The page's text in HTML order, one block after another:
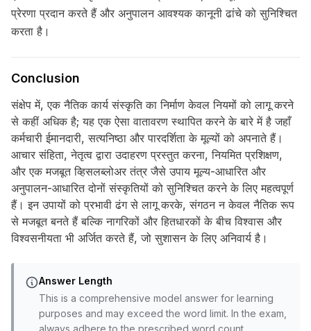
प्रेरणा प्रदान करते हैं और अनुपालन आवश्यक कानूनी ढांचे को सुनिश्चित
करता है।
Conclusion
संक्षेप में, एक नैतिक कार्य संस्कृति का निर्माण केवल नियमों को लागू करने
से कहीं अधिक है; यह एक ऐसा वातावरण स्थापित करने के बारे में है जहाँ
कर्मचारी ईमानदारी, सत्यनिष्ठा और पारदर्शिता के मूल्यों को अपनाते हैं।
आचार संहिता, नेतृत्व द्वारा उदाहरण प्रस्तुत करना, नियमित प्रशिक्षण,
और एक मजबूत व्हिसलब्लोअर तंत्र जैसे उपाय मूल्य-आधारित और
अनुपालन-आधारित दोनों संस्कृतियों को सुनिश्चित करने के लिए महत्वपूर्ण
हैं। इन उपायों को प्रभावी ढंग से लागू करके, संगठन न केवल नैतिक रूप
से मजबूत बनते हैं बल्कि नागरिकों और हितधारकों के बीच विश्वास और
विश्वसनीयता भी अर्जित करते हैं, जो सुशासन के लिए अनिवार्य है।
Answer Length
This is a comprehensive model answer for learning
purposes and may exceed the word limit. In the exam,
always adhere to the prescribed word count.